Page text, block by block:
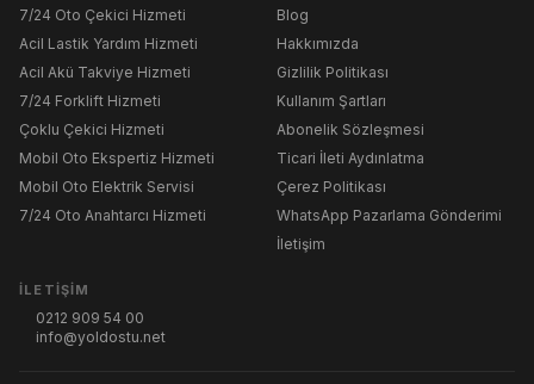
7/24 Oto Çekici Hizmeti
Acil Lastik Yardım Hizmeti
Acil Akü Takviye Hizmeti
7/24 Forklift Hizmeti
Çoklu Çekici Hizmeti
Mobil Oto Ekspertiz Hizmeti
Mobil Oto Elektrik Servisi
7/24 Oto Anahtarcı Hizmeti
Blog
Hakkımızda
Gizlilik Politikası
Kullanım Şartları
Abonelik Sözleşmesi
Ticari İleti Aydınlatma
Çerez Politikası
WhatsApp Pazarlama Gönderimi
İletişim
İLETIŞIM
0212 909 54 00
info@yoldostu.net